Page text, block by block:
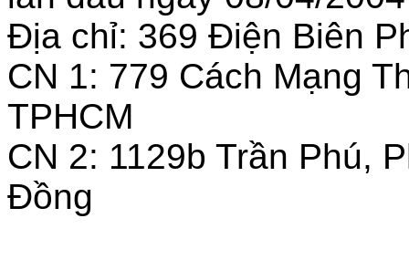
Địa chỉ: 369 Điện Biên
CN 1: 779 Cách Mạng
TPHCM
CN 2: 1129b Trần Phú,
Đồng